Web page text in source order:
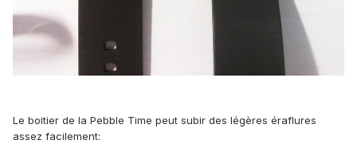
Le boitier de la Pebble Time peut subir des légères éraflures
assez facilement: